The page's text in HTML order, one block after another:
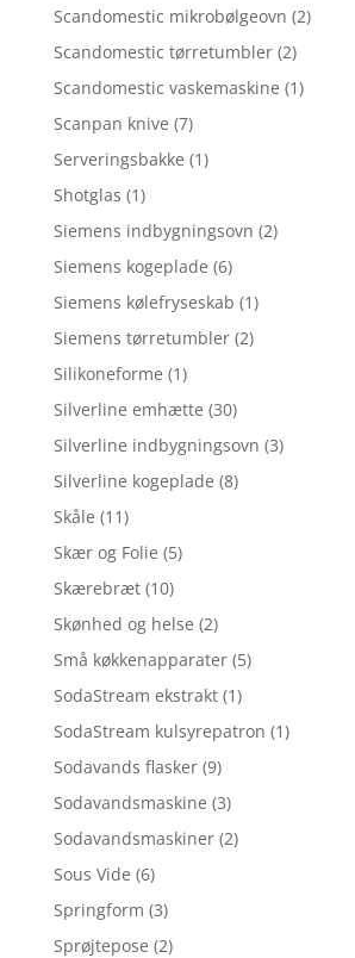
Scandomestic mikrobølgeovn (2)
Scandomestic tørretumbler (2)
Scandomestic vaskemaskine (1)
Scanpan knive (7)
Serveringsbakke (1)
Shotglas (1)
Siemens indbygningsovn (2)
Siemens kogeplade (6)
Siemens kølefryseskab (1)
Siemens tørretumbler (2)
Silikoneforme (1)
Silverline emhætte (30)
Silverline indbygningsovn (3)
Silverline kogeplade (8)
Skåle (11)
Skær og Folie (5)
Skærebræt (10)
Skønhed og helse (2)
Små køkkenapparater (5)
SodaStream ekstrakt (1)
SodaStream kulsyrepatron (1)
Sodavands flasker (9)
Sodavandsmaskine (3)
Sodavandsmaskiner (2)
Sous Vide (6)
Springform (3)
Sprøjtepose (2)